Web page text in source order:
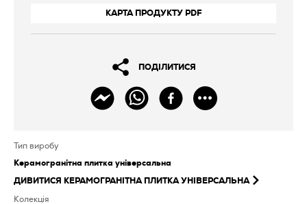
КАРТА ПРОДУКТУ PDF
ПОДІЛИТИСЯ
Тип виробу
Керамогранітна плитка універсальна
ДИВИТИСЯ КЕРАМОГРАНІТНА ПЛИТКА УНІВЕРСАЛЬНА
Колекція